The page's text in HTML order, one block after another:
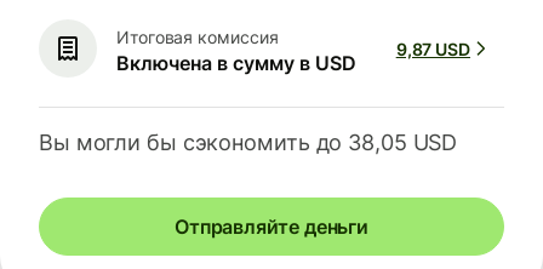
Итоговая комиссия
Включена в сумму в USD
9,87 USD
Вы могли бы сэкономить до 38,05 USD
Отправляйте деньги